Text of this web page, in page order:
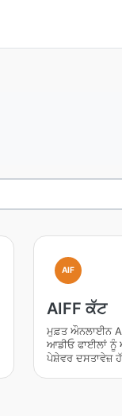
AIF
AIFF ਕੱਟ
ਮੁਫ਼ਤ ਔਨਲਾਈਨ
ਆਡੀਓ ਫਾਈਲਾਂ ਨੂੰ
ਪੇਸ਼ੇਵਰ ਦਸਤਾਵੇਜ਼